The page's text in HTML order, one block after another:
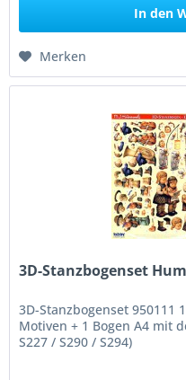
In den
Merken
3D-Stanzbogenset
3D-Stanzbogenset 950111
Motiven + 1 Bogen A4 mit
S227 / S290 / S294)